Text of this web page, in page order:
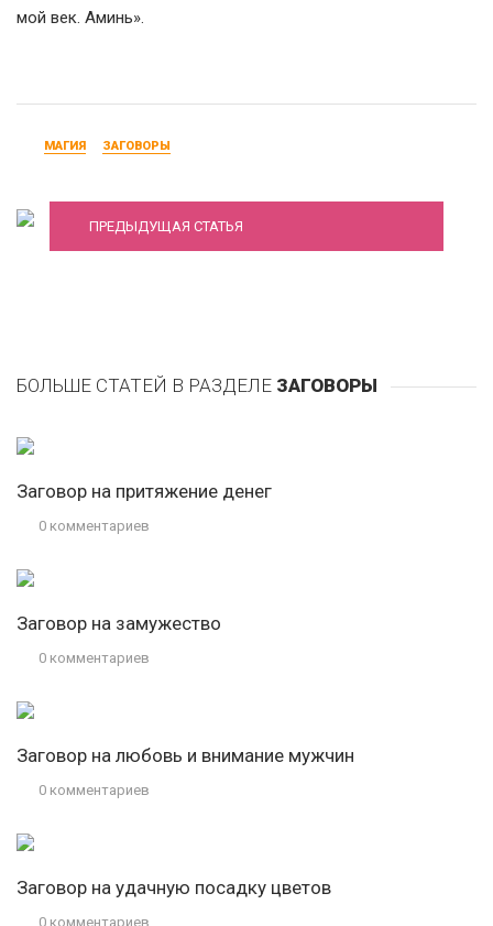
мой век. Аминь».
МАГИЯ ЗАГОВОРЫ
ПРЕДЫДУЩАЯ СТАТЬЯ
БОЛЬШЕ СТАТЕЙ В РАЗДЕЛЕ ЗАГОВОРЫ
Заговор на притяжение денег
0 комментариев
Заговор на замужество
0 комментариев
Заговор на любовь и внимание мужчин
0 комментариев
Заговор на удачную посадку цветов
0 комментариев